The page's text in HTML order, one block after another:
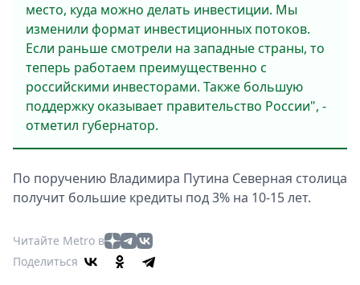
место, куда можно делать инвестиции. Мы
изменили формат инвестиционных потоков.
Если раньше смотрели на западные страны, то
теперь работаем преимущественно с
российскими инвесторами. Также большую
поддержку оказывает правительство России", -
отметил губернатор.
По поручению Владимира Путина Северная столица
получит большие кредиты под 3% на 10-15 лет.
Читайте Metro в
Поделиться